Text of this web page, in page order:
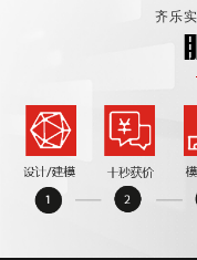
齐乐